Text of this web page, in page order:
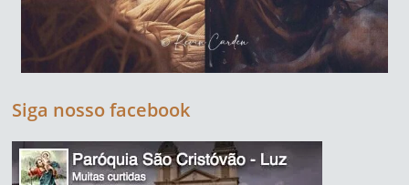
Siga nosso facebook